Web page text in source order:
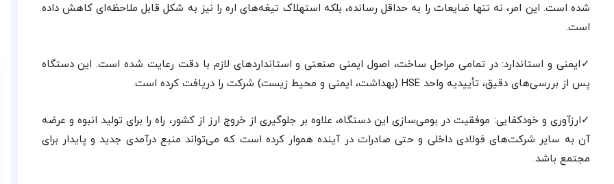
شده است. این امر، نه تنها ضایعات را به حداقل رسانده، بلکه استهلاک تیغه‌های اره را نیز به شکل قابل ملاحظه‌ای کاهش داده
است.
✓ایمنی و استاندارد: در تمامی مراحل ساخت، اصول ایمنی صنعتی و استانداردهای لازم با دقت رعایت شده است. این دستگاه
پس از بررسی‌های دقیق، تأییدیه واحد HSE (بهداشت، ایمنی و محیط زیست) شرکت را دریافت کرده است.
✓ارزآوری و خودکفایی: موفقیت در بومی‌سازی این دستگاه، علاوه بر جلوگیری از خروج ارز از کشور، راه را برای تولید انبوه و عرضه
آن به سایر شرکت‌های فولادی داخلی و حتی صادرات در آینده هموار کرده است که می‌تواند منبع درآمدی جدید و پایدار برای
مجتمع باشد.